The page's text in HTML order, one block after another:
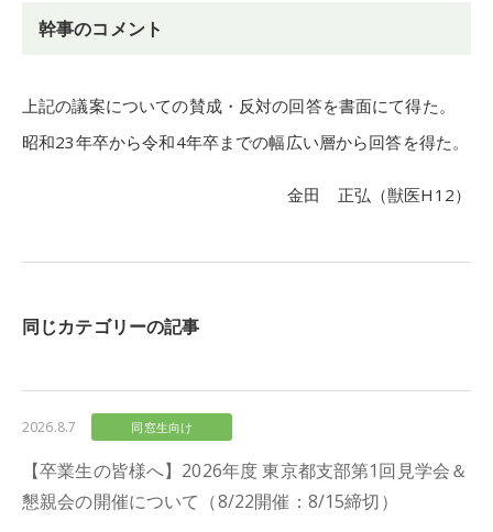
幹事のコメント
上記の議案についての賛成・反対の回答を書面にて得た。
昭和23年卒から令和4年卒までの幅広い層から回答を得た。
金田 正弘（獣医H12）
同じカテゴリーの記事
2026.8.7 同窓生向け
【卒業生の皆様へ】2026年度 東京都支部第1回見学会＆
懇親会の開催について（8/22開催：8/15締切）